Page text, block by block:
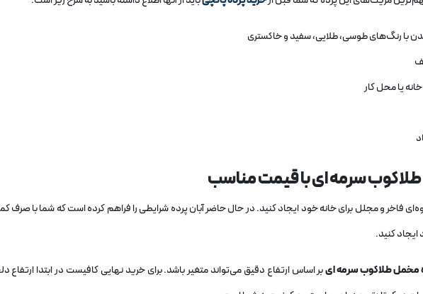
با رنگ‌های طوسی، طلایی، سفید و خاکستری
یا محل کار
سرمه ای با قیمت مناسب
فاخر و مجلل برای خانه خود ایجاد کنید. در حال حاضر آبان پرده شرایطی را فراهم کرده است که شما با صرف
کنید.
مخمل طلاکوب سرمه‌ ایبر اساس ارتفاع دقیق می‌تواند متغیر باشد. برای خرید نهایی کافیست در ابتدا